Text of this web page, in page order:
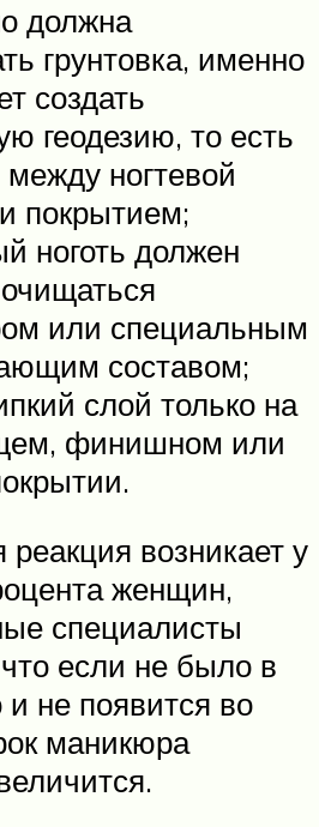
должна
грунтовка, именно
создать
геодезию, то есть
ногтевой
покрытием;
ноготь должен
или специальным
составом;
слой только на
финишном или
реакция возникает у
женщин,
специалисты
если не было в
не появится во
маникюра